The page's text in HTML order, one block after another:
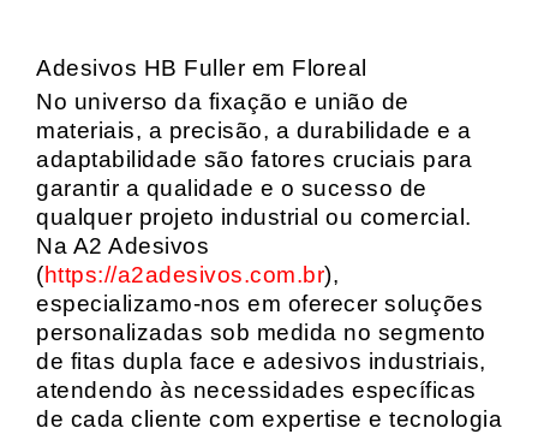
Adesivos HB Fuller em Floreal
No universo da fixação e união de
materiais, a precisão, a durabilidade e a
adaptabilidade são fatores cruciais para
garantir a qualidade e o sucesso de
qualquer projeto industrial ou comercial.
Na A2 Adesivos
(https://a2adesivos.com.br),
especializamo-nos em oferecer soluções
personalizadas sob medida no segmento
de fitas dupla face e adesivos industriais,
atendendo às necessidades específicas
de cada cliente com expertise e tecnologia